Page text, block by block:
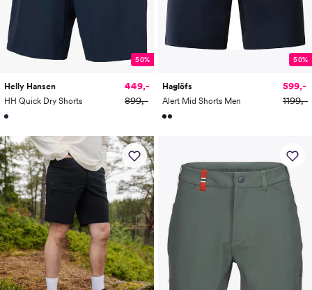
50%
Helly Hansen
HH Quick Dry Shorts
449,-
899,-
50%
Haglöfs
Alert Mid Shorts Men
599,-
1199,-